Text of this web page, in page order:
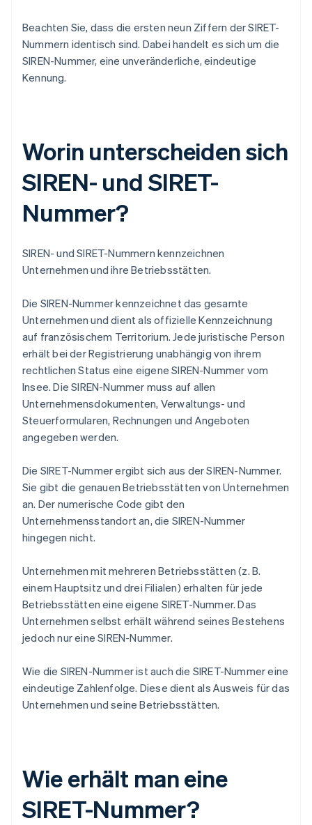
Beachten Sie, dass die ersten neun Ziffern der SIRET-
Nummern identisch sind. Dabei handelt es sich um die
SIREN-Nummer, eine unveränderliche, eindeutige
Kennung.
Worin unterscheiden sich
SIREN- und SIRET-
Nummer?
SIREN- und SIRET-Nummern kennzeichnen
Unternehmen und ihre Betriebsstätten.
Die SIREN-Nummer kennzeichnet das gesamte
Unternehmen und dient als offizielle Kennzeichnung
auf französischem Territorium. Jede juristische Person
erhält bei der Registrierung unabhängig von ihrem
rechtlichen Status eine eigene SIREN-Nummer vom
Insee. Die SIREN-Nummer muss auf allen
Unternehmensdokumenten, Verwaltungs- und
Steuerformularen, Rechnungen und Angeboten
angegeben werden.
Die SIRET-Nummer ergibt sich aus der SIREN-Nummer.
Sie gibt die genauen Betriebsstätten von Unternehmen
an. Der numerische Code gibt den
Unternehmensstandort an, die SIREN-Nummer
hingegen nicht.
Unternehmen mit mehreren Betriebsstätten (z. B.
einem Hauptsitz und drei Filialen) erhalten für jede
Betriebsstätten eine eigene SIRET-Nummer. Das
Unternehmen selbst erhält während seines Bestehens
jedoch nur eine SIREN-Nummer.
Wie die SIREN-Nummer ist auch die SIRET-Nummer eine
eindeutige Zahlenfolge. Diese dient als Ausweis für das
Unternehmen und seine Betriebsstätten.
Wie erhält man eine
SIRET-Nummer?